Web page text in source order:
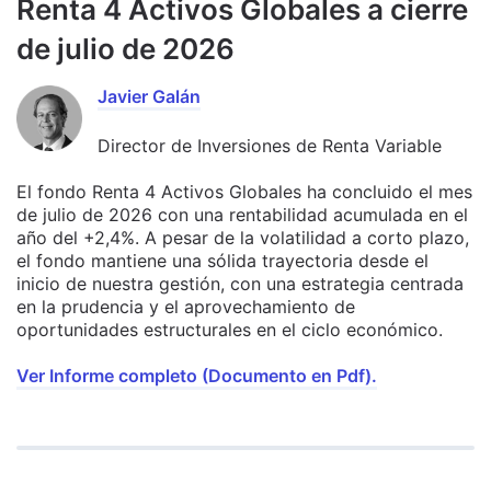
Renta 4 Activos Globales a cierre
de julio de 2026
Javier Galán
Director de Inversiones de Renta Variable
El fondo Renta 4 Activos Globales ha concluido el mes
de julio de 2026 con una rentabilidad acumulada en el
año del +2,4%. A pesar de la volatilidad a corto plazo,
el fondo mantiene una sólida trayectoria desde el
inicio de nuestra gestión, con una estrategia centrada
en la prudencia y el aprovechamiento de
oportunidades estructurales en el ciclo económico.
Ver Informe completo (Documento en Pdf).